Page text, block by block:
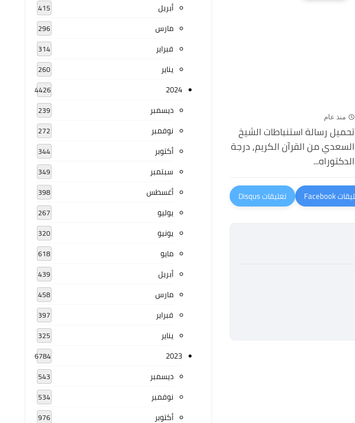
منذ عام
تحميل رسالة استنباطات الشيخ
السعدي من القرآن الكريم, درجة
الدكتوراه...
أبريل 415
مارس 296
فبراير 314
يناير 260
2024
4426
ديسمبر 239
نوفمبر 272
أكتوبر 344
سبتمبر 349
أغسطس 398
يوليو 267
يونيو 320
مايو 618
أبريل 439
مارس 458
فبراير 397
يناير 325
2023
6784
ديسمبر 543
نوفمبر 534
أكتوبر 976